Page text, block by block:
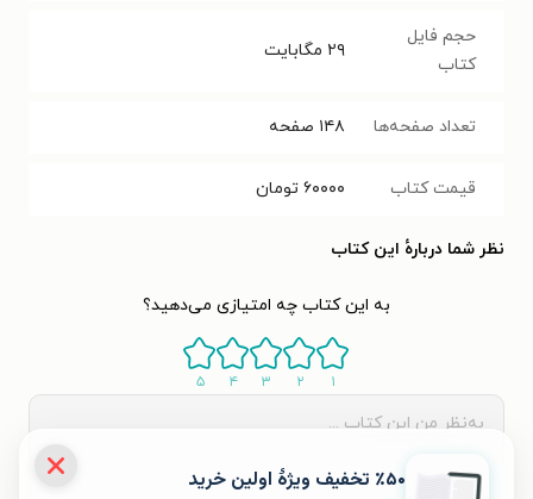
حجم فایل
کتاب
۲۹ مگابایت
تعداد صفحه‌ها ۱۴۸ صفحه
قیمت کتاب ۶۰۰۰۰ تومان
نظر شما دربارهٔ این کتاب
به این کتاب چه امتیازی می‌دهید؟
۱ ۲ ۳ ۴ ۵
٪۵۰ تخفیف ویژۀ اولین خرید